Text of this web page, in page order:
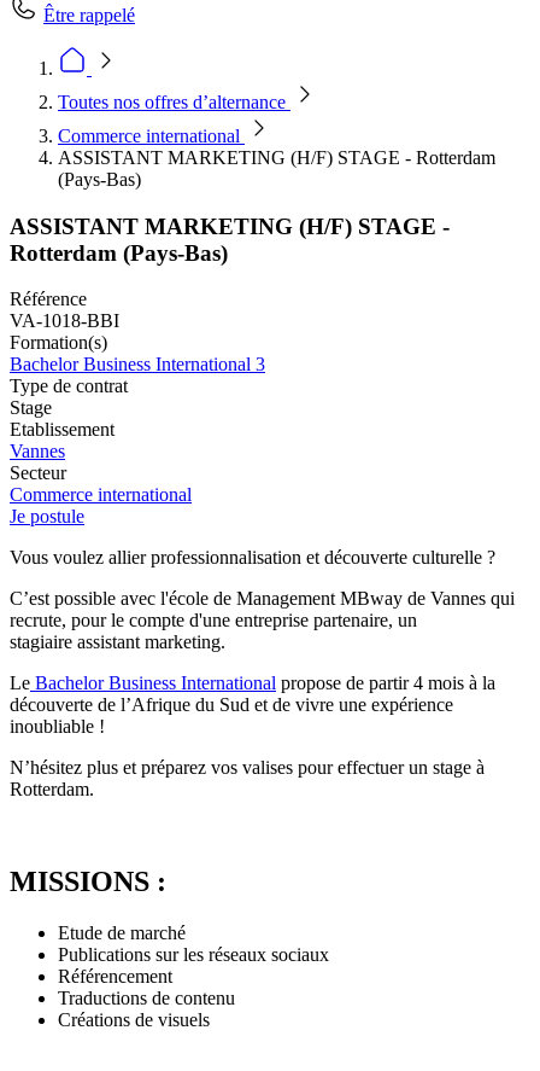
Être rappelé
Toutes nos offres d’alternance
Commerce international
ASSISTANT MARKETING (H/F) STAGE - Rotterdam
(Pays-Bas)
ASSISTANT MARKETING (H/F) STAGE -
Rotterdam (Pays-Bas)
Référence
VA-1018-BBI
Formation(s)
Bachelor Business International 3
Type de contrat
Stage
Etablissement
Vannes
Secteur
Commerce international
Je postule
Vous voulez allier professionnalisation et découverte culturelle ?
C’est possible avec l'école de Management MBway de Vannes qui
recrute, pour le compte d'une entreprise partenaire, un
stagiaire assistant marketing.
Le Bachelor Business International propose de partir 4 mois à la
découverte de l’Afrique du Sud et de vivre une expérience
inoubliable !
N’hésitez plus et préparez vos valises pour effectuer un stage à
Rotterdam.
MISSIONS :
Etude de marché
Publications sur les réseaux sociaux
Référencement
Traductions de contenu
Créations de visuels